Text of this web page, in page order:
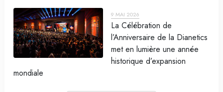
9 MAI 2026
La Célébration de
l’Anniversaire de la Dianetics
met en lumière une année
historique d’expansion
mondiale